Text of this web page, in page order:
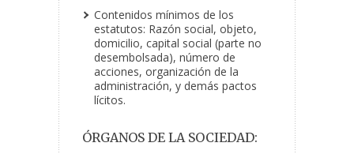
Contenidos mínimos de los
estatutos: Razón social, objeto,
domicilio, capital social (parte no
desembolsada), número de
acciones, organización de la
administración, y demás pactos
lícitos.
ÓRGANOS DE LA SOCIEDAD: